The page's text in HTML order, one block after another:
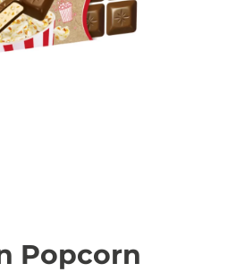
Popcorn